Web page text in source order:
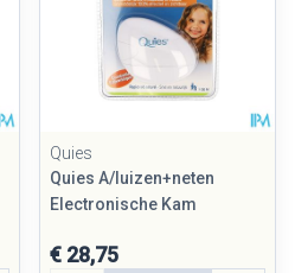
Quies
Quies A/luizen+neten
Electronische Kam
€ 28,75